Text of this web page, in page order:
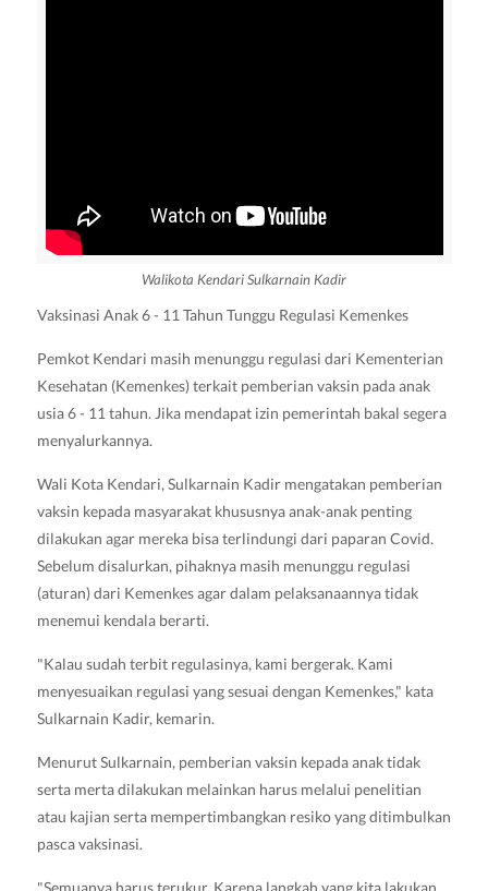
Walikota Kendari Sulkarnain Kadir
Vaksinasi Anak 6 - 11 Tahun Tunggu Regulasi Kemenkes
Pemkot Kendari masih menunggu regulasi dari Kementerian
Kesehatan (Kemenkes) terkait pemberian vaksin pada anak
usia 6 - 11 tahun. Jika mendapat izin pemerintah bakal segera
menyalurkannya.
Wali Kota Kendari, Sulkarnain Kadir mengatakan pemberian
vaksin kepada masyarakat khususnya anak-anak penting
dilakukan agar mereka bisa terlindungi dari paparan Covid.
Sebelum disalurkan, pihaknya masih menunggu regulasi
(aturan) dari Kemenkes agar dalam pelaksanaannya tidak
menemui kendala berarti.
"Kalau sudah terbit regulasinya, kami bergerak. Kami
menyesuaikan regulasi yang sesuai dengan Kemenkes," kata
Sulkarnain Kadir, kemarin.
Menurut Sulkarnain, pemberian vaksin kepada anak tidak
serta merta dilakukan melainkan harus melalui penelitian
atau kajian serta mempertimbangkan resiko yang ditimbulkan
pasca vaksinasi.
"Semuanya harus terukur. Karena langkah yang kita lakukan